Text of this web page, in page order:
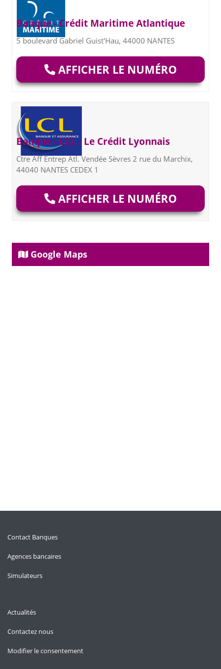
Banque - Crédit Maritime Atlantique
5 boulevard Gabriel Guist'Hau, 44000 NANTES
AFFICHER LE NUMÉRO
Banque - LCL - Le Crédit Lyonnais
Ctre Aff Entrep Atl. Vendée Sèvres 2 rue du Marchix,
44040 NANTES CEDEX 1
AFFICHER LE NUMÉRO
Google Maps
Contact Banques
Agences bancaires
Simulateurs
Actualités
Contactez nous
Modifier le consentement